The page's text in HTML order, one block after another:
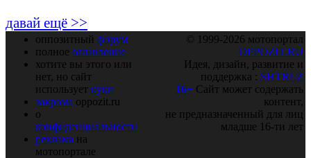
давай ещё >>
оппозитный форум
полное оглавление
хотите вы этого или
нет, но сайт
использует куки
закрома oppozit.ru
о
конфиденциальности
реклама на
мотопортале
© 1999-2026 мотопортал
OPPOZIT.RU
Идея, дизайн, развитие и
поддержка : SHTRLZ
16+ Сайт может содержать
контент,
не предназначенный для лиц
младше 16-ти лет